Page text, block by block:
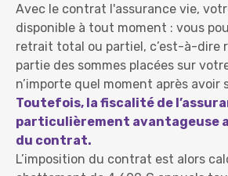
Avec le contrat l'assurance vie,
disponible à tout moment : vous
retrait total ou partiel, c’est-à-dire
partie des sommes placées sur
n’importe quel moment après avoir
Toutefois, la fiscalité de
particulièrement avantageuse
du contrat.
L’imposition du contrat est alors